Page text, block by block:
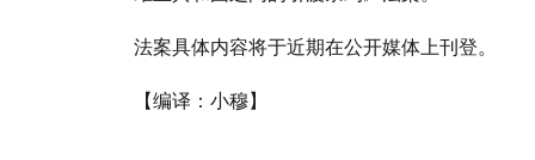
法案具体内容将于近期在公开媒体上刊登。
【编译：小穆】